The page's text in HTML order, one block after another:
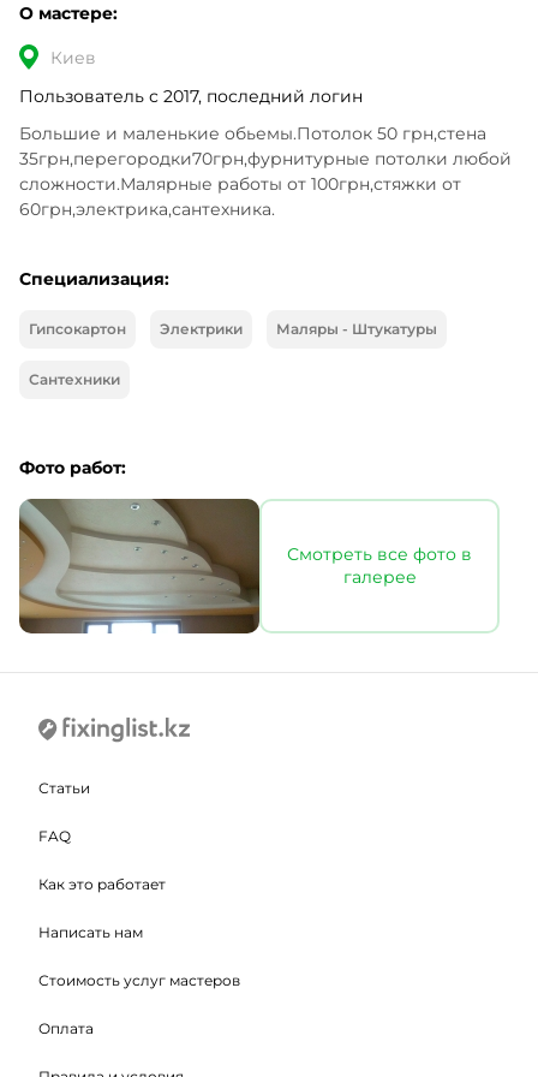
О мастере:
Киев
Пользователь с 2017, последний логин
Большие и маленькие обьемы.Потолок 50 грн,стена
35грн,перегородки70грн,фурнитурные потолки любой
сложности.Малярные работы от 100грн,стяжки от
60грн,электрика,сантехника.
Специализация:
Гипсокартон Электрики Маляры - Штукатуры
Сантехники
Фото работ:
Смотреть все фото в
галерее
Статьи
FAQ
Как это работает
Написать нам
Стоимость услуг мастеров
Оплата